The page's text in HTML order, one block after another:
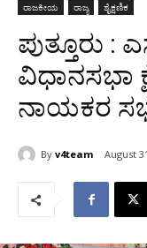
ರಾಜಕೀಯ
ರಾಜ್ಯ ಶೈಕ್ಷಣಿಕ
ಪುತ್ತೂರು :
ವಿಧಾನಸಭಾ
ನಾಯಕರ
By v4team August